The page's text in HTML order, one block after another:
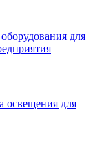
для
освещения для